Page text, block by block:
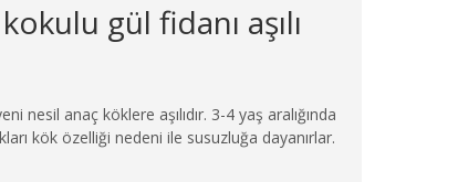
gül fidanı aşılı
nesil anaç köklere aşılıdır. 3-4 yaş aralığında
kök özelliği nedeni ile susuzluğa dayanırlar.